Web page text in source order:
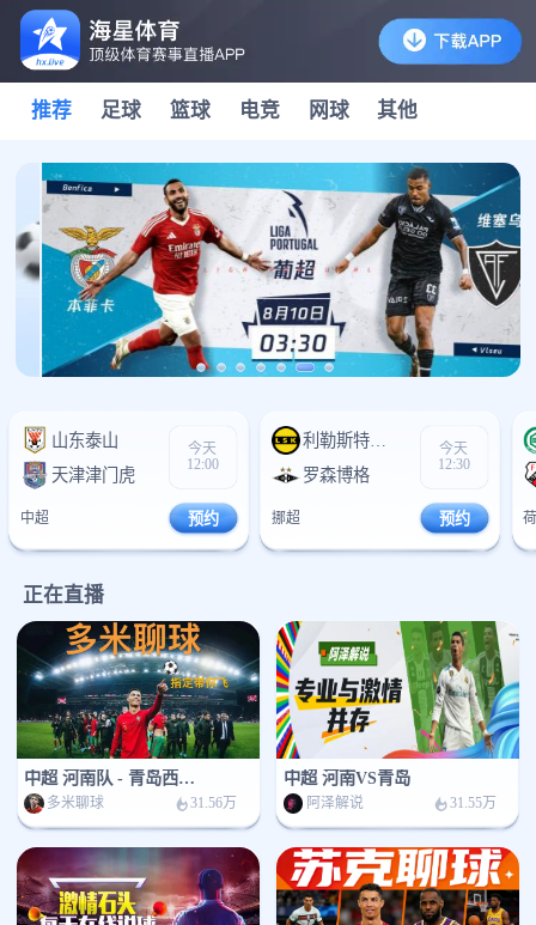
推荐 足球 篮球 电竞 网球 其他
山东泰山
0
天津津门虎
0
中超 预约
今天
12:00
0
罗森博格
0
挪超 预约
今天
12:30
正在直播
中超 河南队 - 青岛西海岸
多米聊球 31.56万
中超 河南VS青岛
阿泽解说 31.55万